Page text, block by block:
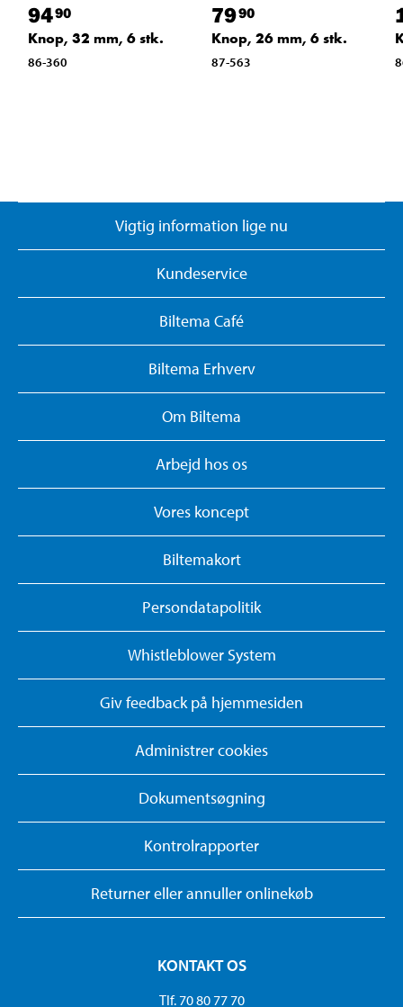
9490
Knop, 32 mm, 6 stk.
86-360
7990
Knop, 26 mm, 6 stk.
87-563
Vigtig information lige nu
Kundeservice
Biltema Café
Biltema Erhverv
Om Biltema
Arbejd hos os
Vores koncept
Biltemakort
Persondatapolitik
Whistleblower System
Giv feedback på hjemmesiden
Administrer cookies
Dokumentsøgning
Kontrolrapporter
Returner eller annuller onlinekøb
KONTAKT OS
Tlf. 70 80 77 70